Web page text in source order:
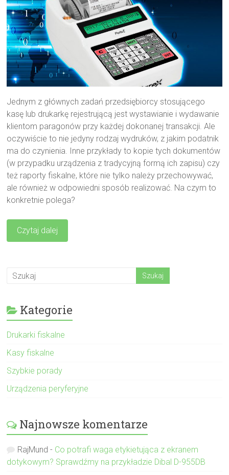
Jednym z głównych zadań przedsiębiorcy stosującego
kasę lub drukarkę rejestrującą jest wystawianie i wydawanie
klientom paragonów przy każdej dokonanej transakcji. Ale
oczywiście to nie jedyny rodzaj wydruków, z jakim podatnik
ma do czynienia. Inne przykłady to kopie tych dokumentów
(w przypadku urządzenia z tradycyjną formą ich zapisu) czy
też raporty fiskalne, które nie tylko należy przechowywać,
ale również w odpowiedni sposób realizować. Na czym to
konkretnie polega?
Czytaj dalej
Kategorie
Drukarki fiskalne
Kasy fiskalne
Szybkie porady
Urządzenia peryferyjne
Najnowsze komentarze
RajMund - Co potrafi waga etykietująca z ekranem
dotykowym? Sprawdźmy na przykładzie Dibal D-955DB